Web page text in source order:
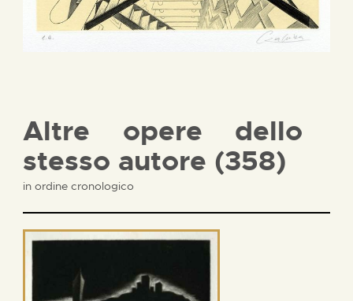
Altre opere dello
stesso autore (358)
in ordine cronologico